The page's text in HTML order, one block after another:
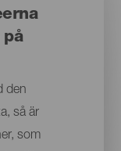
på
den
så är
som